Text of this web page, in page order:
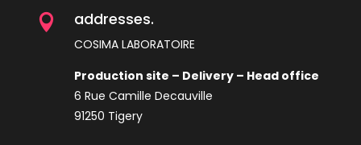
 addresses.
COSIMA LABORATOIRE
Production site – Delivery – Head office
6 Rue Camille Decauville
91250 Tigery